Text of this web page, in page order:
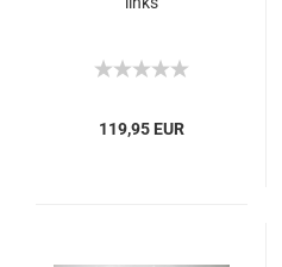
119,95 EUR